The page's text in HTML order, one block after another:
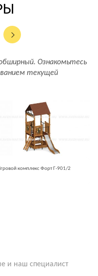
Ознакомьтесь
текущей
комплекс Форт Г-901/2
и наш специалист